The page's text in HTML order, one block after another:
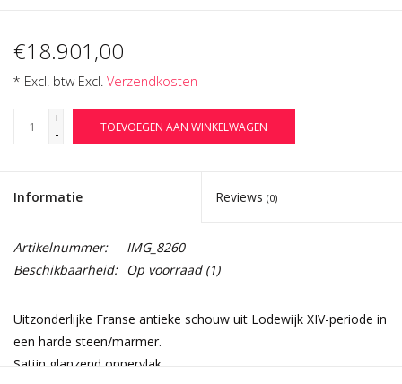
€18.901,00
* Excl. btw Excl. Verzendkosten
+
-
TOEVOEGEN AAN WINKELWAGEN
Informatie Reviews (0)
Artikelnummer:
IMG_8260
Beschikbaarheid: Op voorraad(1)
Uitzonderlijke Franse antieke schouw uit Lodewijk XIV-periode in
een harde steen/marmer.
Satijn glanzend oppervlak.